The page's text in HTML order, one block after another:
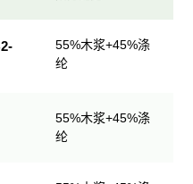
55%木浆+45%涤
纶
55%木浆+45%涤
纶